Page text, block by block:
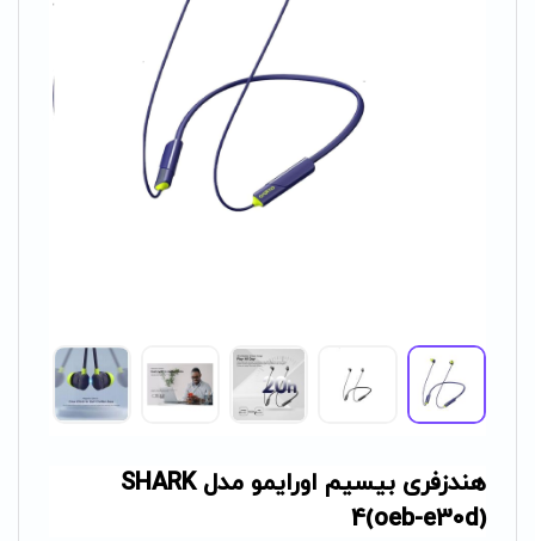
هندزفری بیسیم اورایمو مدل SHARK
4(oeb-e30d)